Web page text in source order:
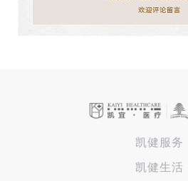
凯健服务
凯健生活